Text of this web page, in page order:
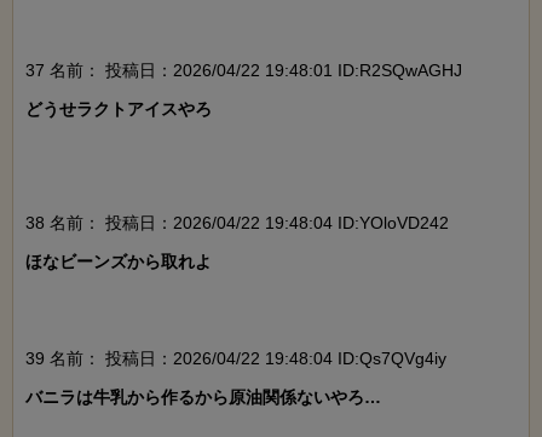
37 名前：
投稿日：2026/04/22 19:48:01 ID:R2SQwAGHJ
どうせラクトアイスやろ
38 名前：
投稿日：2026/04/22 19:48:04 ID:YOloVD242
ほなビーンズから取れよ
39 名前：
投稿日：2026/04/22 19:48:04 ID:Qs7QVg4iy
バニラは牛乳から作るから原油関係ないやろ…